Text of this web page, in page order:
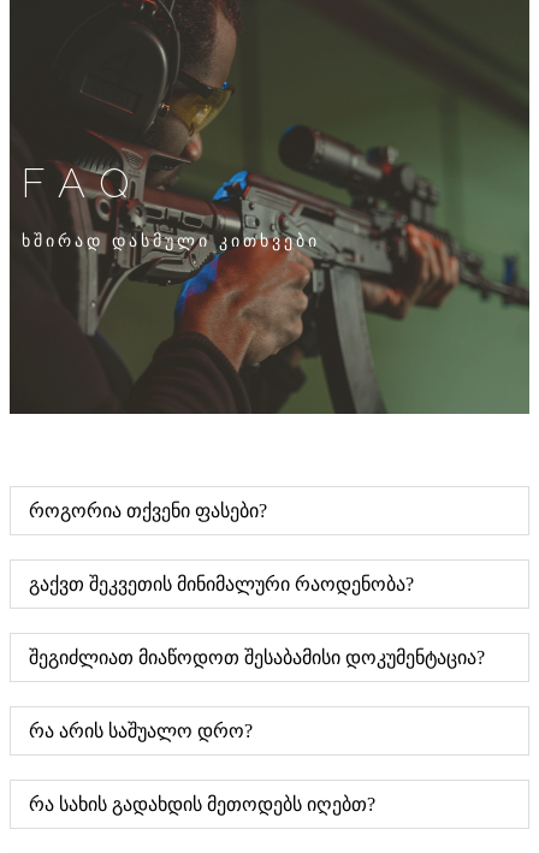
FAQ
ხშირად დასმული კითხვები
როგორია თქვენი ფასები?
გაქვთ შეკვეთის მინიმალური რაოდენობა?
შეგიძლიათ მიაწოდოთ შესაბამისი დოკუმენტაცია?
რა არის საშუალო დრო?
რა სახის გადახდის მეთოდებს იღებთ?